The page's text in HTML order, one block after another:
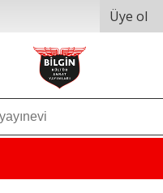
Üye ol